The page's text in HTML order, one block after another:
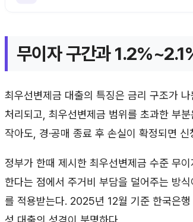
무이자 구간과
최우선변제금 대출의 특징은 금리 구조가
처리되고, 최우선변제금 범위를 초과한 부
작아도, 경·공매 종료 후 손실이 확정되면
정부가 한때 제시한 최우선변제금 수준 무
한다는 점에서 주거비 부담을 덜어주는 방
를 적용받는다. 2025년 12월 기준 한국은